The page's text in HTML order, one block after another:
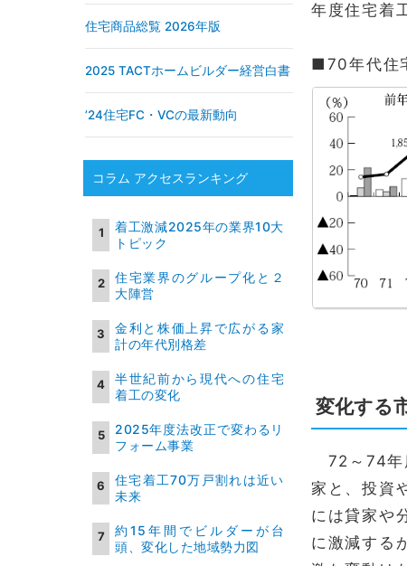
年度住宅着
■70年代住
変化する
72～74年
家と、投資
には貸家や
に激減する
住宅商品総覧 2026年版
2025 TACTホームビルダー経営白書
’24住宅FC・VCの最新動向
コラム アクセスランキング
着工激減2025年の業界10大
トピック
住宅業界のグループ化と２
大陣営
金利と株価上昇で広がる家
計の年代別格差
半世紀前から現代への住宅
着工の変化
2025年度法改正で変わるリ
フォーム事業
住宅着工70万戸割れは近い
未来
約15年間でビルダーが台
頭、変化した地域勢力図